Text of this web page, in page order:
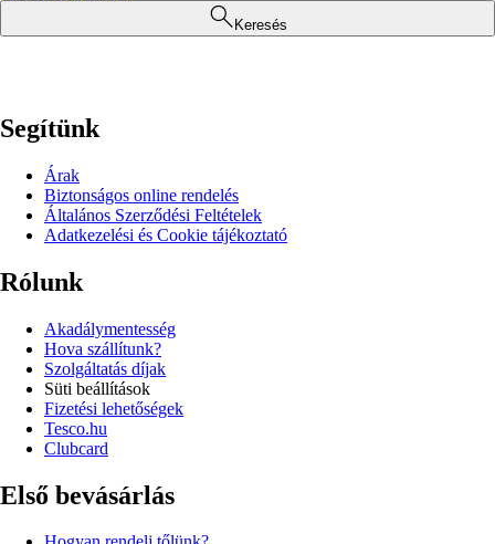
Keresés
Segítünk
Árak
Biztonságos online rendelés
Általános Szerződési Feltételek
Adatkezelési és Cookie tájékoztató
Rólunk
Akadálymentesség
Hova szállítunk?
Szolgáltatás díjak
Süti beállítások
Fizetési lehetőségek
Tesco.hu
Clubcard
Első bevásárlás